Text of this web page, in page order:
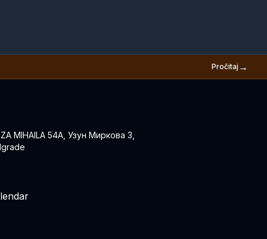
Pročitaj →
MIHAILA 54A, Узун Миркова 3,